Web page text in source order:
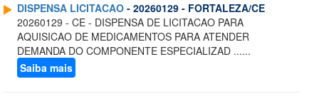
DISPENSA LICITACAO - 20260129 - FORTALEZA/CE
20260129 - CE - DISPENSA DE LICITACAO PARA
AQUISICAO DE MEDICAMENTOS PARA ATENDER
DEMANDA DO COMPONENTE ESPECIALIZAD ......
Saiba mais